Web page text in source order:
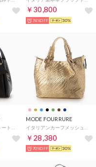
￥30,800
74%OFF 30%
MODE FOURRURE
￥28,380
70%OFF 30%